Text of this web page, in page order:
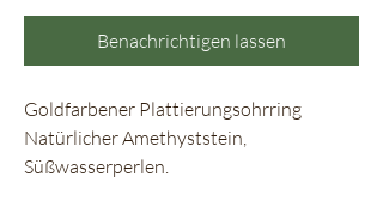
Benachrichtigen lassen
Goldfarbener Plattierungsohrring
Natürlicher Amethyststein,
Süßwasserperlen.